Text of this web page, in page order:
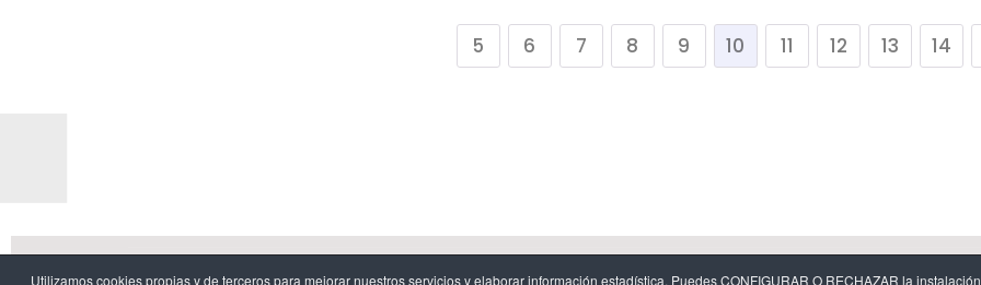
Utilizamos cookies propias y de terceros para mejorar nuestros servicios y elaborar información estadística. Puedes CONFIGURAR O RECHAZAR la
5 6 7 8 9 10 11 12 13 14
Aviso legal-Política de cookies y configuración de cookies-